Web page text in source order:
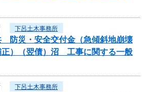
下呂土木事務所
防災・安全交付金（急傾斜地崩壊
正）（翌債）沼 工事に関する一般
下呂土木事務所